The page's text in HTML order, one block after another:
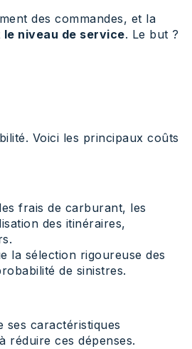
des commandes, et la
niveau de service. Le but ?
Voici les principaux coûts
frais de carburant, les
des itinéraires,
la sélection rigoureuse des
de sinistres.
ses caractéristiques
réduire ces dépenses.